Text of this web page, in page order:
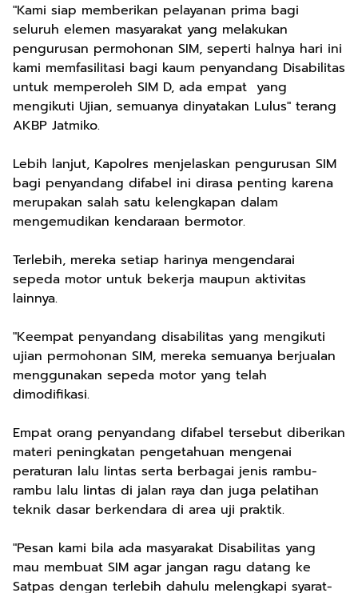
"Kami siap memberikan pelayanan prima bagi
seluruh elemen masyarakat yang melakukan
pengurusan permohonan SIM, seperti halnya hari ini
kami memfasilitasi bagi kaum penyandang Disabilitas
untuk memperoleh SIM D, ada empat yang
mengikuti Ujian, semuanya dinyatakan Lulus" terang
AKBP Jatmiko.
Lebih lanjut, Kapolres menjelaskan pengurusan SIM
bagi penyandang difabel ini dirasa penting karena
merupakan salah satu kelengkapan dalam
mengemudikan kendaraan bermotor.
Terlebih, mereka setiap harinya mengendarai
sepeda motor untuk bekerja maupun aktivitas
lainnya.
"Keempat penyandang disabilitas yang mengikuti
ujian permohonan SIM, mereka semuanya berjualan
menggunakan sepeda motor yang telah
dimodifikasi.
Empat orang penyandang difabel tersebut diberikan
materi peningkatan pengetahuan mengenai
peraturan lalu lintas serta berbagai jenis rambu-
rambu lalu lintas di jalan raya dan juga pelatihan
teknik dasar berkendara di area uji praktik.
"Pesan kami bila ada masyarakat Disabilitas yang
mau membuat SIM agar jangan ragu datang ke
Satpas dengan terlebih dahulu melengkapi syarat-